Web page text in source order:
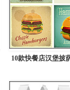
10款快餐店汉堡披